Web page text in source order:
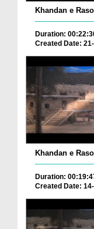
Duration:
Created Date:
Duration:
Created Date: